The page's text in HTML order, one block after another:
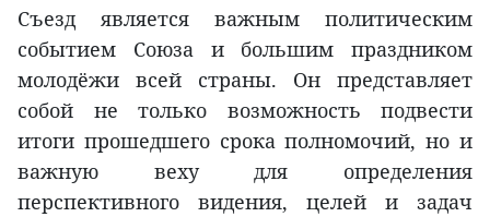
Съезд является важным политическим
событием Союза и большим праздником
молодёжи всей страны. Он представляет
собой не только возможность подвести
итоги прошедшего срока полномочий, но и
важную веху для определения
перспективного видения, целей и задач